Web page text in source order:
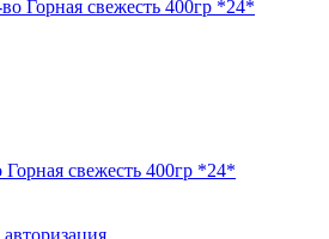
свежесть 400гр *24*